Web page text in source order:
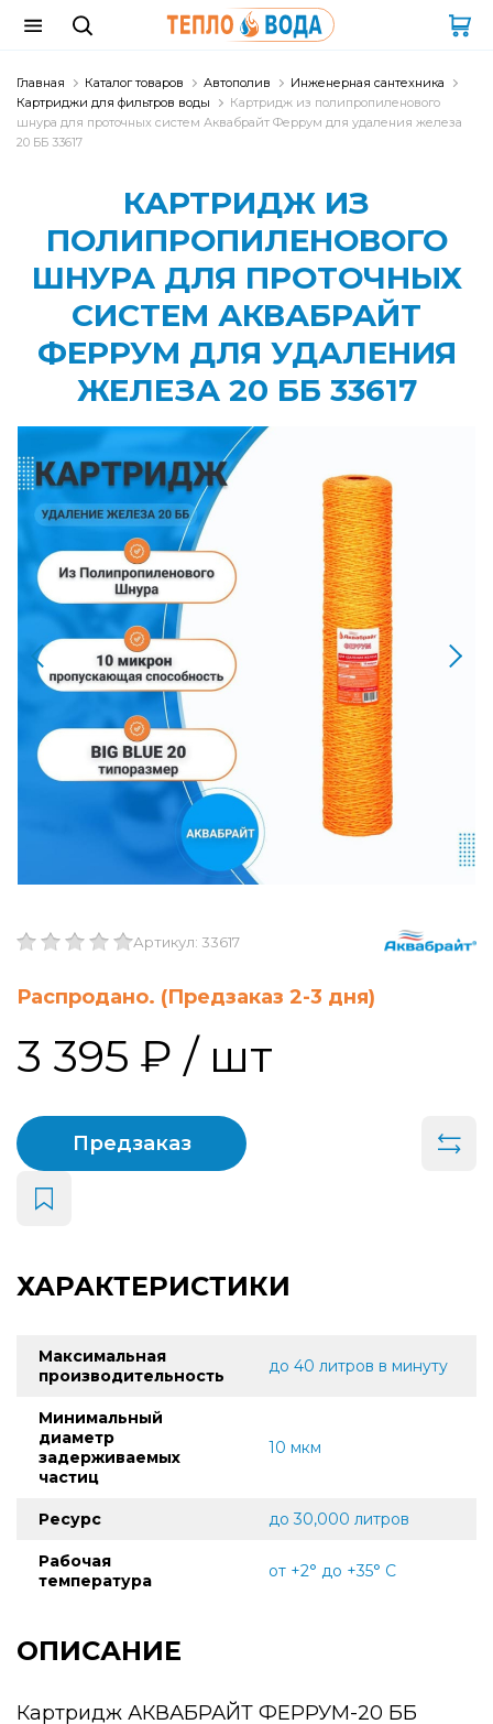
Главная Каталог товаров Автополив
Инженерная сантехника
Картриджи для фильтров воды
Картридж из полипропиленового
шнура для проточных систем Аквабрайт Феррум для удаления железа
20 ББ 33617
КАРТРИДЖ ИЗ
ПОЛИПРОПИЛЕНОВОГО
ШНУРА ДЛЯ ПРОТОЧНЫХ
СИСТЕМ АКВАБРАЙТ
ФЕРРУМ ДЛЯ УДАЛЕНИЯ
ЖЕЛЕЗА 20 ББ 33617
Артикул: 33617
Распродано. (Предзаказ 2-3 дня)
3 395 ₽ / шт
Предзаказ
ХАРАКТЕРИСТИКИ
Максимальная
производительность
до 40 литров в минуту
Минимальный
диаметр
задерживаемых
частиц
10 мкм
Ресурс до 30,000 литров
Рабочая
температура
от +2° до +35° C
ОПИСАНИЕ
Картридж АКВАБРАЙТ ФЕРРУМ-20 ББ